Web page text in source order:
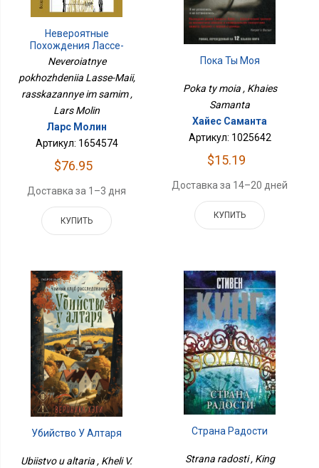
Невероятные
Похождения Лассе-
Майи, Рассказанные Им
Самим
Neveroiatnye
pokhozhdeniia Lasse-Maii,
rasskazannye im samim ,
Lars Molin
Ларс Молин
Артикул: 1654574
$76.95
Доставка за 1–3 дня
КУПИТЬ
Пока Ты Моя
Poka ty moia , Khaies
Samanta
Хайес Саманта
Артикул: 1025642
$15.19
Доставка за 14–20 дней
КУПИТЬ
Убийство У Алтаря
Ubiistvo u altaria , Kheli V.
Страна Радости
Strana radosti , King